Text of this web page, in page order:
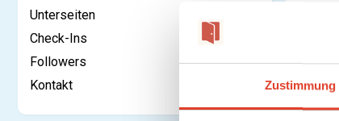
Zustimmung
Unterseiten
Check-Ins
Followers
Kontakt